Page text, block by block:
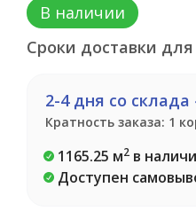
В наличии
Сроки доставки
2-4 дня со
Кратность заказа: 1
1165.25 м2 в
Доступен